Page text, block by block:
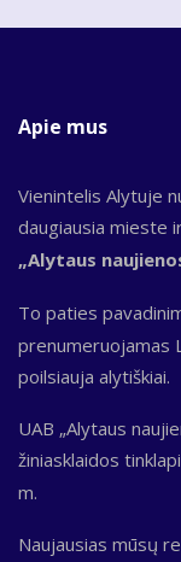
Apie mus
Vienintelis Alytuje
daugiausia mieste
„Alytaus
To paties
prenumeruojamas
poilsiauja alytiškiai.
UAB „Alytaus
žiniasklaidos
m.
Naujausias mūsų